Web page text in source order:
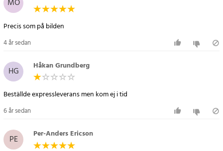
MÖ
Precis som på bilden
4 år sedan
HG Håkan Grundberg
Beställde expressleverans men kom ej i tid
6 år sedan
PE Per-Anders Ericson